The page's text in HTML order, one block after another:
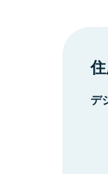
デ